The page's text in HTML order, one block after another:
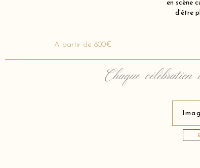
en scène
d'être
A partir de 800€
Chaque